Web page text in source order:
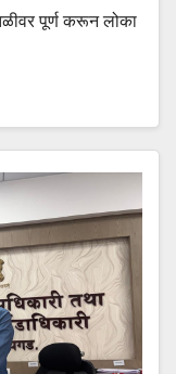
पूर्ण करून लोका